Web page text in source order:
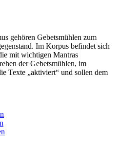
gehören Gebetsmühlen zum
Im Korpus befindet sich
mit wichtigen Mantras
der Gebetsmühlen, im
Texte „aktiviert“ und sollen dem